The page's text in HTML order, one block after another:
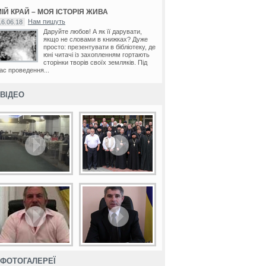
КРАЙ – МОЯ ІСТОРІЯ ЖИВА
Нам пишуть
Даруйте любов! А як її дарувати,
якщо не словами в книжках? Дуже
просто: презентувати в бібліотеку, де
юні читачі із захопленням гортають
сторінки творів своїх земляків. Під
проведення...
ВІДЕО
ФОТОГАЛЕРЕЇ